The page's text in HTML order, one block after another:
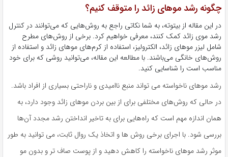
چگونه رشد موهای زائد را متوقف کنیم؟
در این مقاله از بیتوته، به شما نکاتی راجع به روش‌هایی که می‌توانند در کنترل
رشد موی زائد کمک کنند، معرفی خواهیم کرد. برخی از روش‌های مطرح
شامل لیزر موهای زائد، الکترولیز، استفاده از کرم‌های موهای زائد و استفاده از
روش‌های خانگی می‌باشند. با مطالعه این مقاله، می‌توانید روشی که برای خود
مناسب است را شناسایی کنید.
رشد موهای ناخواسته می تواند منبع ناامیدی و ناراحتی بسیاری از افراد باشد.
در حالی که روش‌های مختلفی برای از بین بردن موهای زائد وجود دارد، به
همان اندازه مهم است که راه‌هایی برای به تاخیر انداختن رشد مجدد آن‌ها
بررسی شود. با اجرای برخی روش ها و اتخاذ یک روال ثابت، می توانید به طور
موثر رشد موهای ناخواسته را کاهش دهید و از پوست صاف تر و بدون مو